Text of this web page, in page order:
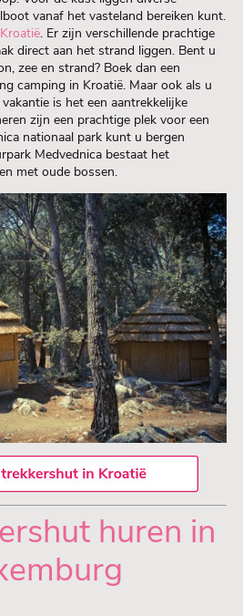
vanaf het vasteland bereiken kunt.
Kroatië. Er zijn verschillende prachtige
direct aan het strand liggen. Bent u
zee en strand? Boek dan een
camping in Kroatië. Maar ook als u
is het een aantrekkelijke
zijn een prachtige plek voor een
nationaal park kunt u bergen
Medvednica bestaat het
met oude bossen.
huren in